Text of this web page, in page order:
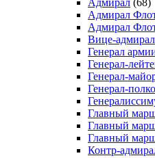
Адмирал
Адмирал
Вице-адмирал
Генерал
Генерал-
Генерал-
Генерал-
Главный
Главный
Главный
Контр-